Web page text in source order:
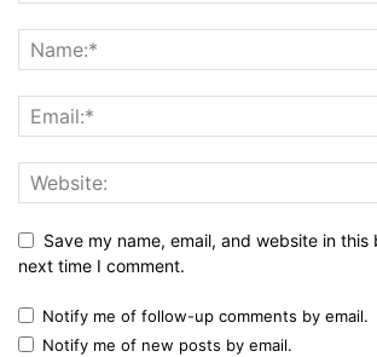
Save my name, email, and website in this
next time I comment.
Notify me of follow-up comments by email.
Notify me of new posts by email.